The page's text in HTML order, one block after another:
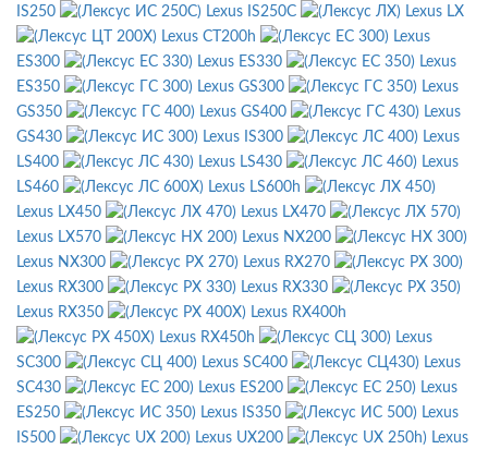
IS250
Lexus IS250C
Lexus LX
Lexus CT200h
Lexus
ES300
Lexus ES330
Lexus
ES350
Lexus GS300
Lexus
GS350
Lexus GS400
Lexus
GS430
Lexus IS300
Lexus
LS400
Lexus LS430
Lexus
LS460
Lexus LS600h
Lexus LX450
Lexus LX470
Lexus LX570
Lexus NX200
Lexus NX300
Lexus RX270
Lexus RX300
Lexus RX330
Lexus RX350
Lexus RX400h
Lexus RX450h
Lexus
SC300
Lexus SC400
Lexus
SC430
Lexus ES200
Lexus
ES250
Lexus IS350
Lexus
IS500
Lexus UX200
Lexus